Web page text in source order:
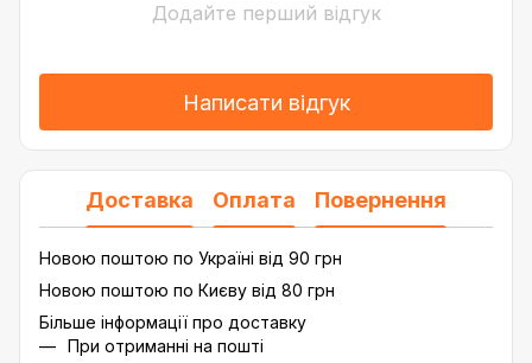
Додайте перший відгук
Написати відгук
Доставка Оплата Повернення
Новою поштою по Україні від 90 грн
Новою поштою по Києву від 80 грн
Більше інформації про доставку
При отриманні на пошті